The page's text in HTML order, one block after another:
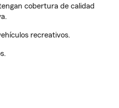
cobertura de calidad
recreativos.